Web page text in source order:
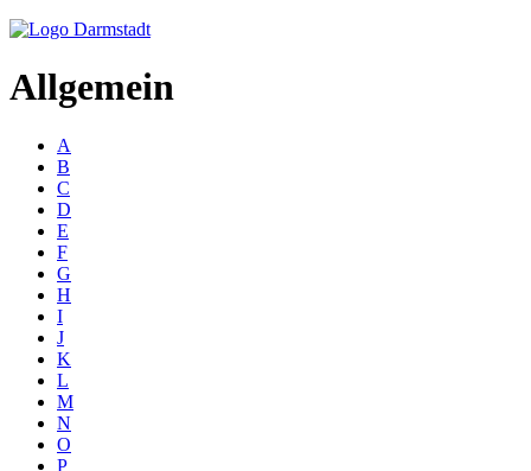
Allgemein
A
B
C
D
E
F
G
H
I
J
K
L
M
N
O
P